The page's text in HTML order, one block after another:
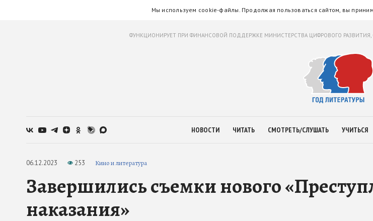
Мы используем cookie-файлы. Продолжая пользоваться сайтом, вы
ФУНКЦИОНИРУЕТ ПРИ ФИНАНСОВОЙ ПОДДЕРЖКЕ МИНИСТЕРСТВА ЦИФРОВОГО
НОВОСТИ ЧИТАТЬ СМОТРЕТЬ/СЛУШАТЬ УЧИТЬСЯ
06.12.2023 253 Кино и литература
Завершились съемки нового
наказания»